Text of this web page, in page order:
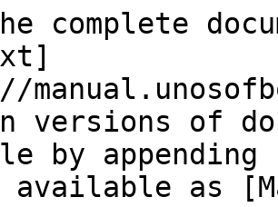
complete
versions of
by
available as